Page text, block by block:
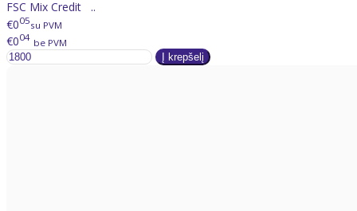
FSC Mix Credit ..
€005su PVM
€004 be PVM